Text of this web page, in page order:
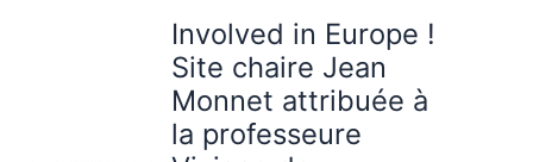
Involved in Europe !
Site chaire Jean
Monnet attribuée à
la professeure